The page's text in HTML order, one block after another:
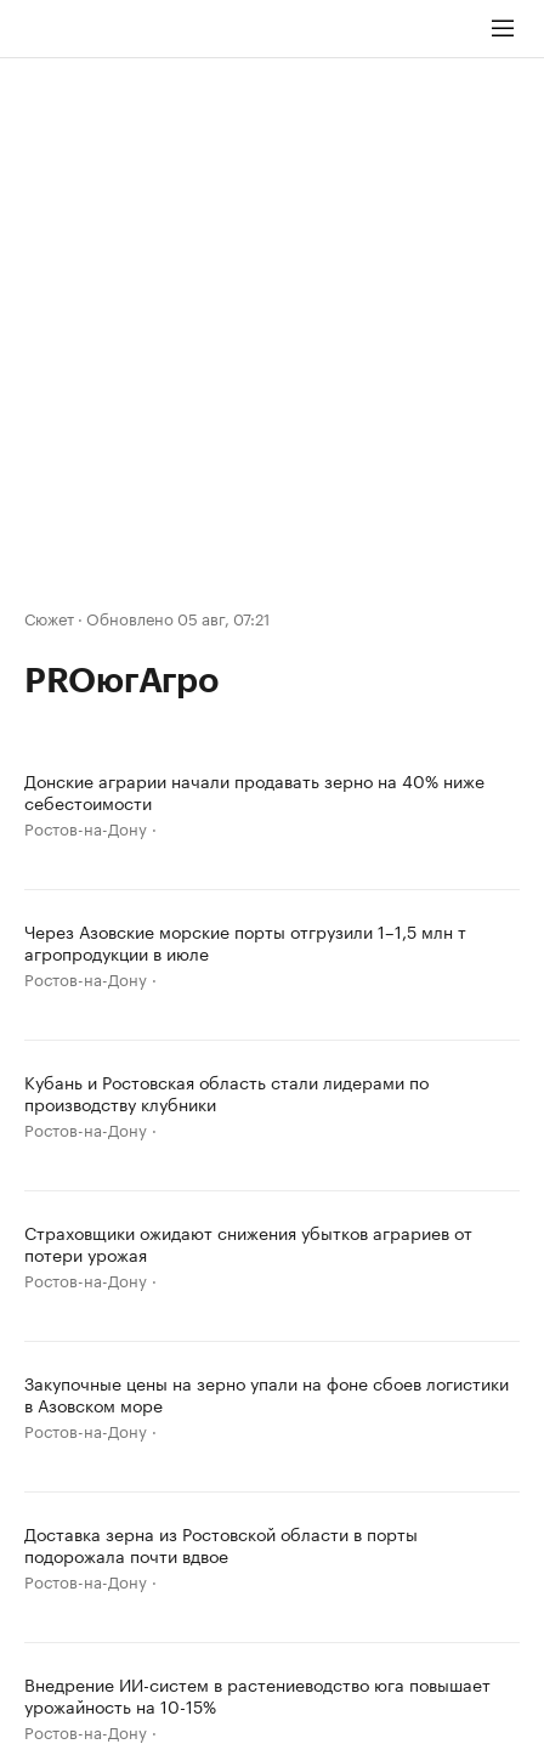
Сюжет · Обновлено 05 авг, 07:21
PROюгАгро
Донские аграрии начали продавать зерно на 40% ниже
себестоимости
Ростов-на-Дону
Через Азовские морские порты отгрузили 1–1,5 млн т
агропродукции в июле
Ростов-на-Дону
Кубань и Ростовская область стали лидерами по
производству клубники
Ростов-на-Дону
Страховщики ожидают снижения убытков аграриев от
потери урожая
Ростов-на-Дону
Закупочные цены на зерно упали на фоне сбоев логистики
в Азовском море
Ростов-на-Дону
Доставка зерна из Ростовской области в порты
подорожала почти вдвое
Ростов-на-Дону
Внедрение ИИ-систем в растениеводство юга повышает
урожайность на 10-15%
Ростов-на-Дону